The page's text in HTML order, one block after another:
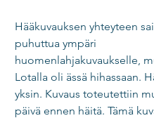
Hääkuvauksen yhteyteen
puhuttua ympäri
huomenlahjakuvaukselle,
Lotalla oli ässä hihassaan.
yksin. Kuvaus toteutettiin
päivä ennen häitä. Tämä